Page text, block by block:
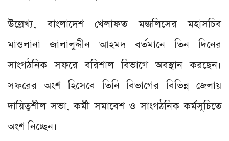
উল্লেখ্য, বাংলাদেশ খেলাফত মজলিসের মহাসচিব
মাওলানা জালালুদ্দীন আহমদ বর্তমানে তিন দিনের
সাংগঠনিক সফরে বরিশাল বিভাগে অবস্থান করছেন।
সফরের অংশ হিসেবে তিনি বিভাগের বিভিন্ন জেলায়
দায়িত্বশীল সভা, কর্মী সমাবেশ ও সাংগঠনিক কর্মসূচিতে
অংশ নিচ্ছেন।